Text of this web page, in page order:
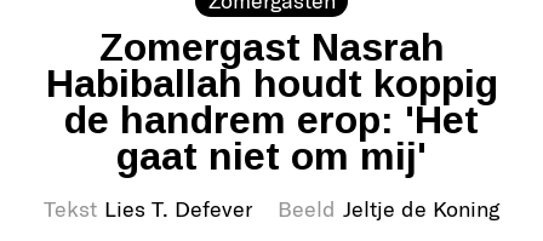
Zomergast Nasrah
Habiballah houdt koppig
de handrem erop: 'Het
gaat niet om mij'
Tekst Lies T. Defever Beeld Jeltje de Koning